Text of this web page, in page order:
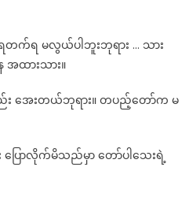
ရ မလွယ်ပါဘူးဘုရား … သား
အထားသား။
အေးတယ်ဘုရား။ တပည့်တော်က မ
ြောလိုက်မိသည်မှာ တော်ပါသေးရဲ့